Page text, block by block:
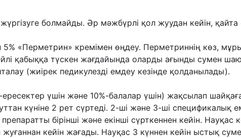
болмайды. Əр мəжбүрлі қол жуудан кейін,
5% «Перметрин» кремімен өңдеу. Перметриннің көз,
қабыққа түскен жағдайында оларды ағынды сумен
(жиірек педикулезді емдеу кезінде қолданылады).
үшін жəне 10%-балалар үшін) жақсылап
күніне 2 рет сүртеді. 2-ші жəне 3-ші спецификалық
бірінші жəне екінші сүрткеннен кейін. Науқас
кейін жағады. Науқас 3 күннен кейін ыстық